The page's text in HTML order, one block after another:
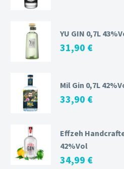
YU GIN 0,7L
31,90 €
Mil Gin 0,7L
33,90 €
Effzeh
42%Vol
34,99 €